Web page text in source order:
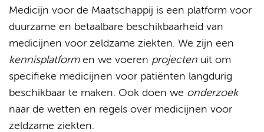
Medicijn voor de Maatschappij is een platform voor
duurzame en betaalbare beschikbaarheid van
medicijnen voor zeldzame ziekten. We zijn een
kennisplatformen we voeren projecten uit om
specifieke medicijnen voor patiënten langdurig
beschikbaar te maken. Ook doen we onderzoek
naar de wetten en regels over medicijnen voor
zeldzame ziekten.